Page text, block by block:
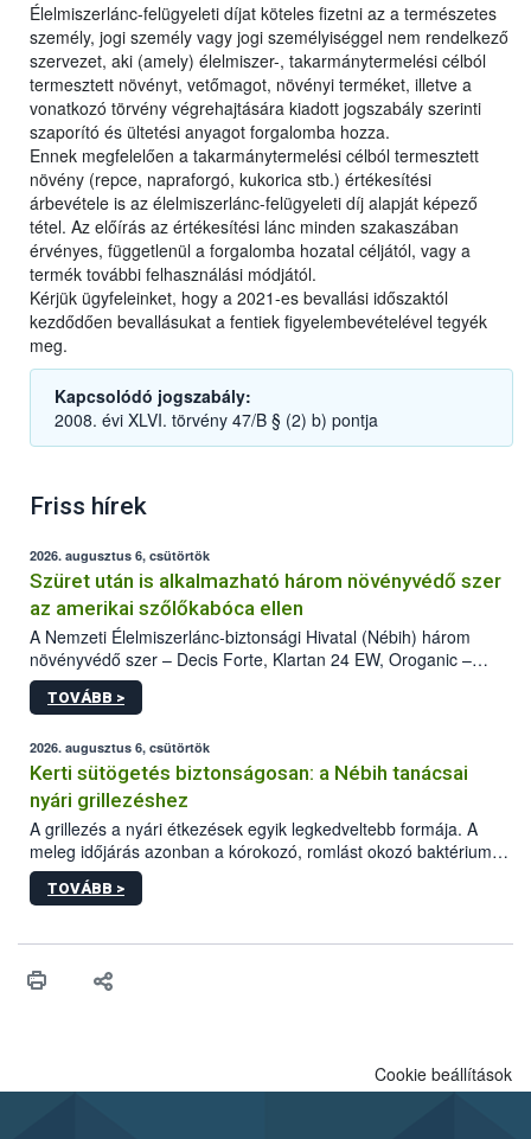
Élelmiszerlánc-felügyeleti díjat köteles fizetni az a természetes
személy, jogi személy vagy jogi személyiséggel nem rendelkező
szervezet, aki (amely) élelmiszer-, takarmánytermelési célból
termesztett növényt, vetőmagot, növényi terméket, illetve a
vonatkozó törvény végrehajtására kiadott jogszabály szerinti
szaporító és ültetési anyagot forgalomba hozza.
Ennek megfelelően a takarmánytermelési célból termesztett
növény (repce, napraforgó, kukorica stb.) értékesítési
árbevétele is az élelmiszerlánc-felügyeleti díj alapját képező
tétel. Az előírás az értékesítési lánc minden szakaszában
érvényes, függetlenül a forgalomba hozatal céljától, vagy a
termék további felhasználási módjától.
Kérjük ügyfeleinket, hogy a 2021-es bevallási időszaktól
kezdődően bevallásukat a fentiek figyelembevételével tegyék
meg.
Kapcsolódó jogszabály:
2008. évi XLVI. törvény 47/B § (2) b) pontja
Friss hírek
2026. augusztus 6, csütörtök
Szüret után is alkalmazható három növényvédő szer
az amerikai szőlőkabóca ellen
A Nemzeti Élelmiszerlánc-biztonsági Hivatal (Nébih) három
növényvédő szer – Decis Forte, Klartan 24 EW, Oroganic –
engedélyokiratát módosította, így azok a szüretet követően,
egészen a vesszőérettség (BBCH 91) stádiumáig
érésű szőlőkben is legyen lehetőség a károsító elleni további
védekezésre. Az Oroganic készítmény kis kiszerelésben kiskerti
felhasználók számára is elérhető és ökológiai termesztésben is
engedélyezett.
TOVÁBB >
2026. augusztus 6, csütörtök
Kerti sütögetés biztonságosan: a Nébih tanácsai
nyári grillezéshez
A grillezés a nyári étkezések egyik legkedveltebb formája. A
meleg időjárás azonban a kórokozó, romlást okozó baktériumok
gyorsabb szaporodásának is kedvez. A szabadtéri sütögetés
ezért nem csupán a megfelelő sütési technikáról szól: legalább
higiéniai szabályok betartása, a megfelelő hőkezelés, valamint a
biztonsági Hivatal (Nébih) Oktatási Programja összegyűjtötte a
TOVÁBB >
Cookie beállítások